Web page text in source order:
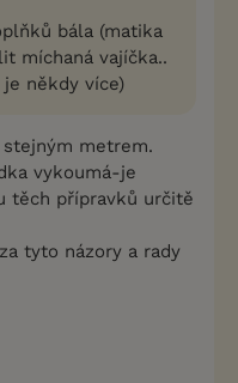
bála (matika
míchaná vajíčka..
někdy více)
stejným metrem.
vykoumá-je
těch přípravků určitě
tyto názory a rady